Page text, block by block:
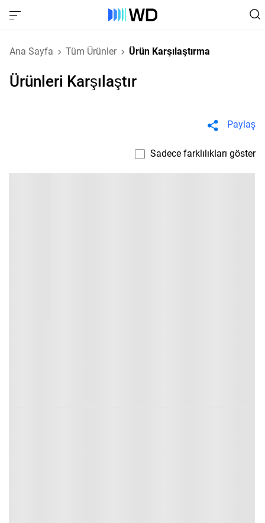
Ana Sayfa Tüm Ürünler Ürün Karşılaştırma
Ürünleri Karşılaştır
Paylaş
Sadece farklılıkları göster